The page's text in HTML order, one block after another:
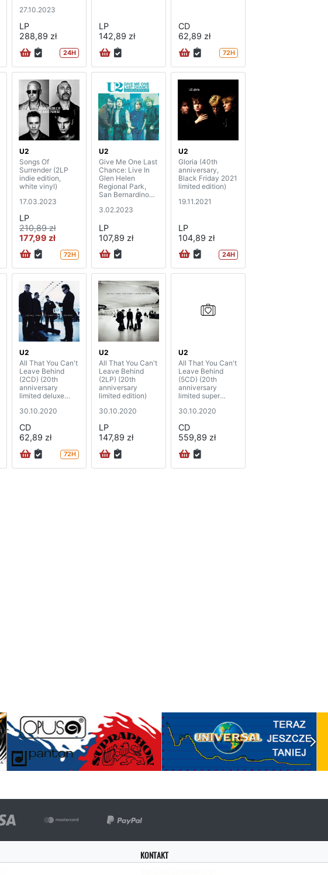
27.10.2023
LP
288,89 zł
24H
LP
142,89 zł
CD
62,89 zł
72H
U2
Songs Of
Surrender (2LP
indie edition,
white vinyl)
17.03.2023
LP
210,89 zł
177,99 zł
72H
U2
Give Me One Last
Chance: Live In
Glen Helen
Regional Park,
San Bernardino
3.02.2023
LP
107,89 zł
U2
Gloria (40th
anniversary,
Black Friday 2021
limited edition)
19.11.2021
LP
104,89 zł
24H
U2
All That You Can't
Leave Behind
(2CD) (20th
anniversary
limited deluxe
30.10.2020
CD
62,89 zł
72H
U2
All That You Can't
Leave Behind
(2LP) (20th
anniversary
limited edition)
30.10.2020
LP
147,89 zł
U2
All That You Can't
Leave Behind
(5CD) (20th
anniversary
limited super
30.10.2020
CD
559,89 zł
KONTAKT